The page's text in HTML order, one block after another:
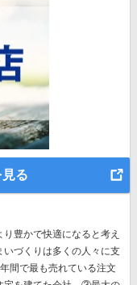
る
豊かで快適になると考え
づくりは多くの人々に支
間で最も売れている注文